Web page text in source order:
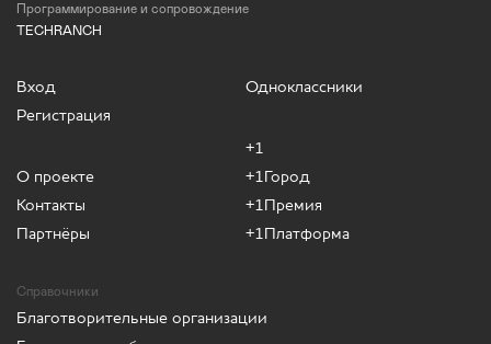
Программирование и сопровождение
TECHRANCH
Вход
Регистрация
О проекте
Контакты
Партнёры
Одноклассники
+1
+1Город
+1Премия
+1Платформа
Справочники
Благотворительные организации